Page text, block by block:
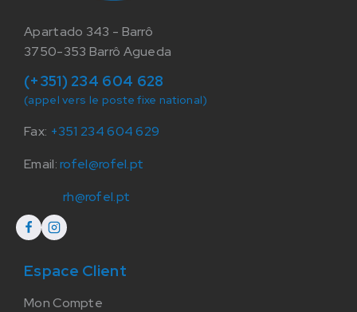
Apartado 343 - Barrô
3750-353 Barrô Agueda
(+351) 234 604 628
(appel vers le poste fixe national)
Fax: +351 234 604 629
Email:rofel@rofel.pt
rh@rofel.pt
Espace Client
Mon Compte